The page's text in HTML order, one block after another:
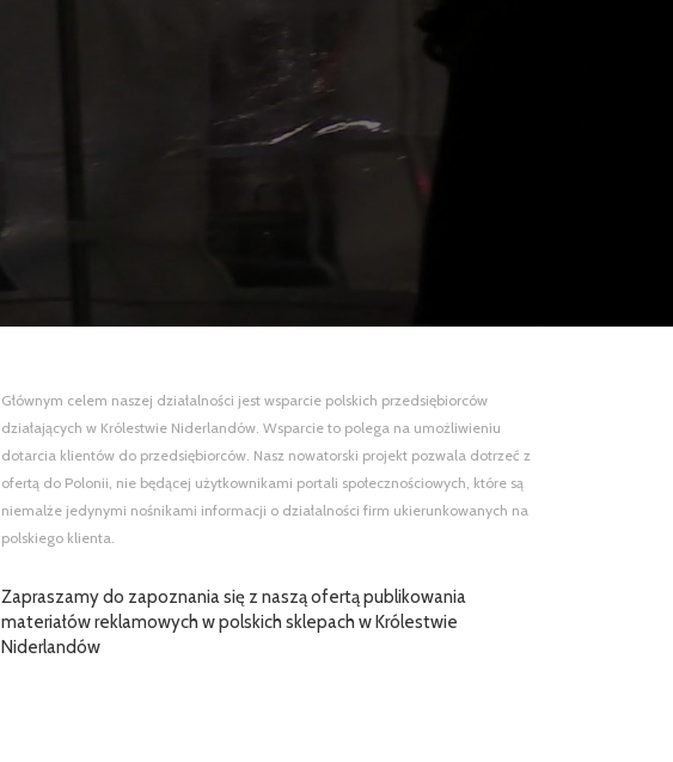
Głównym celem naszej działalności jest wsparcie polskich przedsiębiorców
działających w Królestwie Niderlandów. Wsparcie to polega na umożliwieniu
dotarcia klientów do przedsiębiorców. Nasz nowatorski projekt pozwala dotrzeć z
ofertą do Polonii, nie będącej użytkownikami portali społecznościowych, które są
niemalże jedynymi nośnikami informacji o działalności firm ukierunkowanych na
polskiego klienta.
Zapraszamy do zapoznania się z naszą ofertą publikowania
materiałów reklamowych w polskich sklepach w Królestwie
Niderlandów